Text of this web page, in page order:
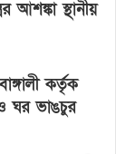
আশঙ্কা স্থানীয়
কর্তৃক
ও ঘর ভাঙচুর